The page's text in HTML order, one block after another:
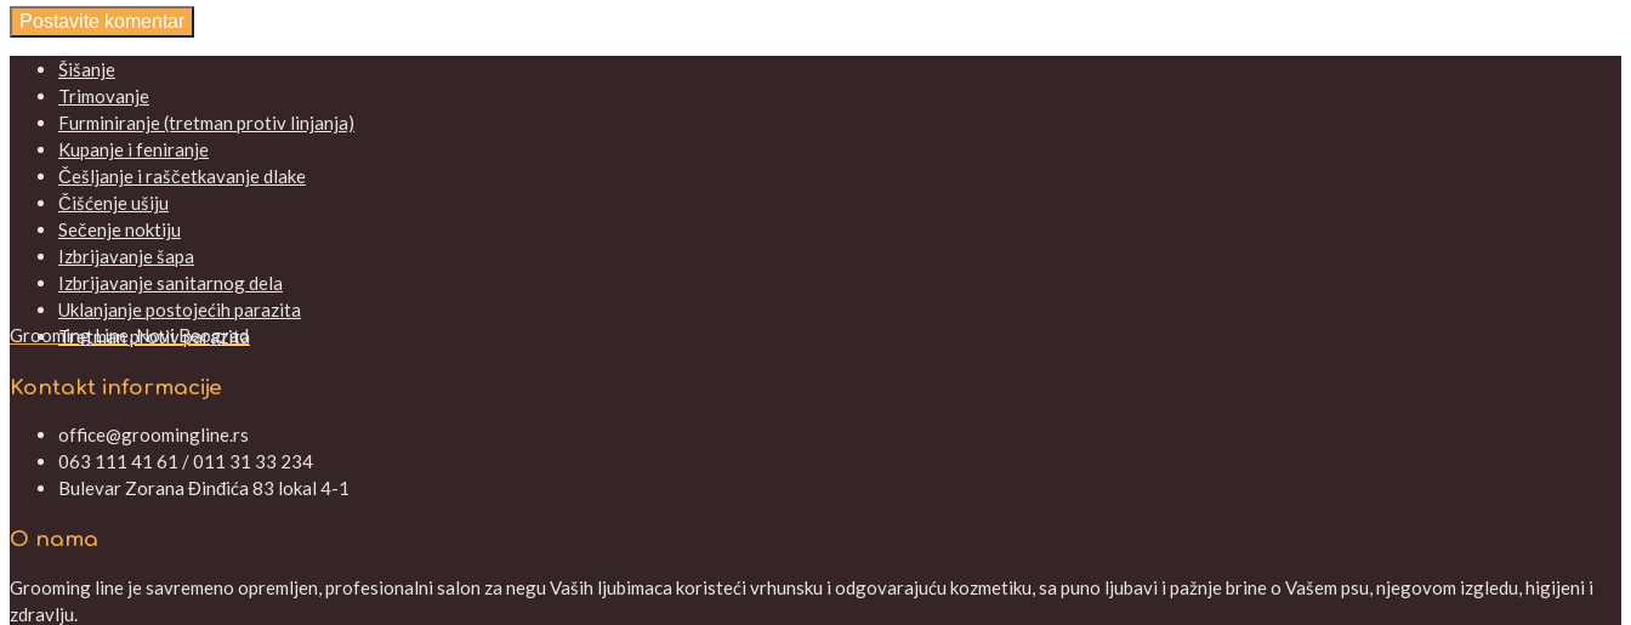
Šišanje
Trimovanje
Furminiranje (tretman protiv linjanja)
Kupanje i feniranje
Češljanje i raščetkavanje dlake
Čišćenje ušiju
Sečenje noktiju
Izbrijavanje šapa
Izbrijavanje sanitarnog dela
Uklanjanje postojećih parazita
Tretman protiv parazita
Grooming Line, Novi Beograd
Kontakt informacije
office@groomingline.rs
063 111 41 61 / 011 31 33 234
Bulevar Zorana Đinđića 83 lokal 4-1
O nama
Grooming line je savremeno opremljen, profesionalni salon za negu Vaših ljubimaca koristeći vrhunsku i odgovarajuću kozmetiku, sa puno ljubavi i pažnje brine o Vašem psu, njegovom izgledu, higijeni i
zdravlju.